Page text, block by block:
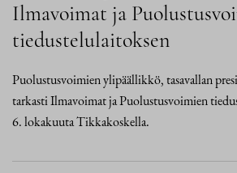
Ilmavoimat ja
tiedustelulaitoksen
Puolustusvoimien ylipäällikkö, tasavallan
tarkasti Ilmavoimat ja Puolustusvoimien
6. lokakuuta Tikkakoskella.